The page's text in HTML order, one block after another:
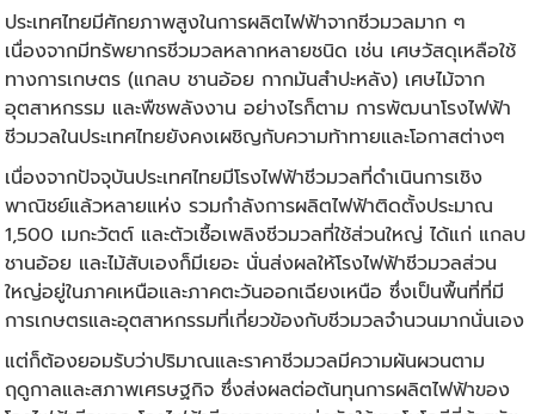
ประเทศไทยมีศักยภาพสูงในการผลิตไฟฟ้าจากชีวมวลมาก ๆ
เนื่องจากมีทรัพยากรชีวมวลหลากหลายชนิด เช่น เศษวัสดุเหลือใช้
ทางการเกษตร (แกลบ ชานอ้อย กากมันสำปะหลัง) เศษไม้จาก
อุตสาหกรรม และพืชพลังงาน อย่างไรก็ตาม การพัฒนาโรงไฟฟ้า
ชีวมวลในประเทศไทยยังคงเผชิญกับความท้าทายและโอกาสต่างๆ
เนื่องจากปัจจุบันประเทศไทยมีโรงไฟฟ้าชีวมวลที่ดำเนินการเชิง
พาณิชย์แล้วหลายแห่ง รวมกำลังการผลิตไฟฟ้าติดตั้งประมาณ
1,500 เมกะวัตต์ และตัวเชื้อเพลิงชีวมวลที่ใช้ส่วนใหญ่ ได้แก่ แกลบ
ชานอ้อย และไม้สับเองก็มีเยอะ นั่นส่งผลให้โรงไฟฟ้าชีวมวลส่วน
ใหญ่อยู่ในภาคเหนือและภาคตะวันออกเฉียงเหนือ ซึ่งเป็นพื้นที่ที่มี
การเกษตรและอุตสาหกรรมที่เกี่ยวข้องกับชีวมวลจำนวนมากนั่นเอง
แต่ก็ต้องยอมรับว่าปริมาณและราคาชีวมวลมีความผันผวนตาม
ฤดูกาลและสภาพเศรษฐกิจ ซึ่งส่งผลต่อต้นทุนการผลิตไฟฟ้าของ